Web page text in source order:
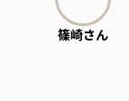
篠崎さん